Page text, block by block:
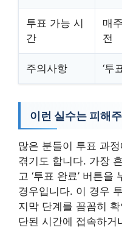
투표 가능 시
간
매
전
주의사항 ‘투
이런 실수는 피해
많은 분들이 투표 과
겪기도 합니다. 가장
고 ‘투표 완료’ 버튼
경우입니다. 이 경우
지막 단계를 꼼꼼히
단된 시간에 접속하거